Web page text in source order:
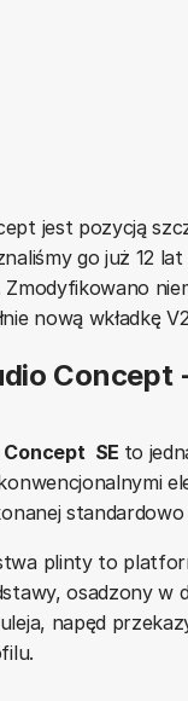
jest pozycją
go już 12
Zmodyfikowano
nową wkładkę
Concept
Concept SE to
plinty to
osadzony w
napęd